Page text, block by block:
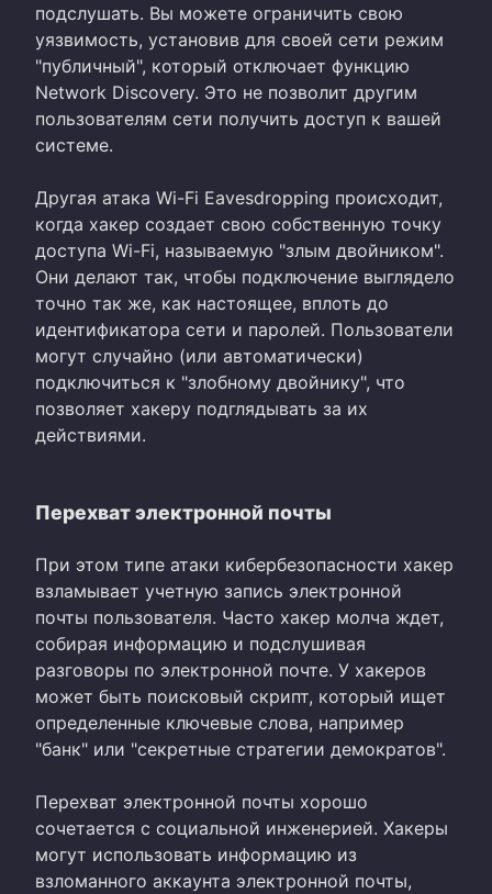
подслушать. Вы можете ограничить свою
уязвимость, установив для своей сети режим
"публичный", который отключает функцию
Network Discovery. Это не позволит другим
пользователям сети получить доступ к вашей
системе.
Другая атака Wi-Fi Eavesdropping происходит,
когда хакер создает свою собственную точку
доступа Wi-Fi, называемую "злым двойником".
Они делают так, чтобы подключение выглядело
точно так же, как настоящее, вплоть до
идентификатора сети и паролей. Пользователи
могут случайно (или автоматически)
подключиться к "злобному двойнику", что
позволяет хакеру подглядывать за их
действиями.
Перехват электронной почты
При этом типе атаки кибербезопасности хакер
взламывает учетную запись электронной
почты пользователя. Часто хакер молча ждет,
собирая информацию и подслушивая
разговоры по электронной почте. У хакеров
может быть поисковый скрипт, который ищет
определенные ключевые слова, например
"банк" или "секретные стратегии демократов".
Перехват электронной почты хорошо
сочетается с социальной инженерией. Хакеры
могут использовать информацию из
взломанного аккаунта электронной почты,